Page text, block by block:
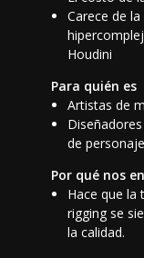
Carece de
Houdini
Para quién es
Artistas de
de
Por qué nos
Hace que la
rigging se
la calidad.